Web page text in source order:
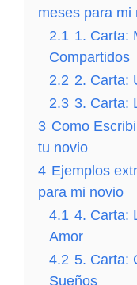
¡Esto te Va a
CARTA de
entre Amor y
Carta De Amor
Revelando
meses para mi
2.1 1. Carta:
Compartidos
2.2 2. Carta:
2.3 3. Carta:
3 Como
tu novio
4 Ejemplos
para mi novio
4.1 4. Carta:
Amor
4.2 5. Carta:
Sueños